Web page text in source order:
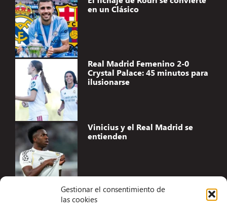
Gestionar el consentimiento de
las cookies
en un Clásico
Real Madrid Femenino 2-0
Crystal Palace: 45 minutos para
ilusionarse
Vinicius y el Real Madrid se
entienden